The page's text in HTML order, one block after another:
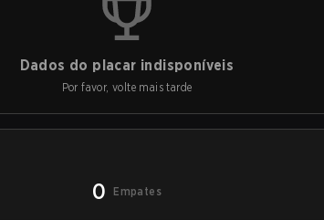
Dados do placar indisponíveis
Por favor, volte mais tarde
0 Empates